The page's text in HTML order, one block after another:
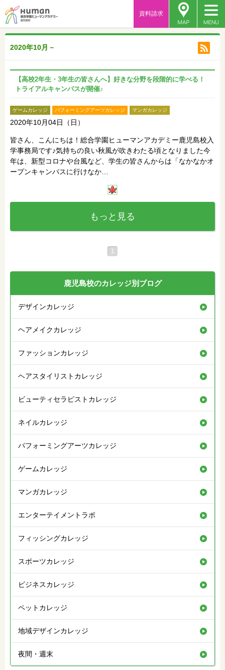
資料請求
2020年10月－
【高校2年生・3年生の皆さんへ】好きな分野を段階的に学べる！
トライアルキャンパスが開催♪
ゲームカレッジ パフォーミングアーツカレッジ マンガカレッジ
2020年10月04日（日）
皆さん、こんにちは！総合学園ヒューマンアカデミー鹿児島校入
学事務局です♪気持ちの良い秋風が吹きわたる頃となりました今
年は、新型コロナや台風など、学生の皆さんからは「なかなかオ
ープンキャンパスに行けなか…
もっと見る
1
鹿児島校のカレッジ別ブログ
デザインカレッジ
ヘアメイクカレッジ
ファッションカレッジ
ヘアスタイリストカレッジ
ビューティセラピストカレッジ
ネイルカレッジ
パフォーミングアーツカレッジ
ゲームカレッジ
マンガカレッジ
エンターテイメントラボ
フィッシングカレッジ
スポーツカレッジ
ビジネスカレッジ
ペットカレッジ
地域デザインカレッジ
夜間・週末